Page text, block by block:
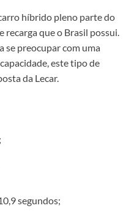
híbrido pleno parte do
que o Brasil possui.
se preocupar com uma
este tipo de
da Lecar.
segundos;